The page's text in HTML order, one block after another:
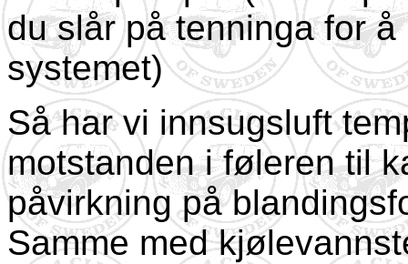
du slår på tenninga for
systemet)
Så har vi innsugsluft
motstanden i føleren til
påvirkning på
Samme med